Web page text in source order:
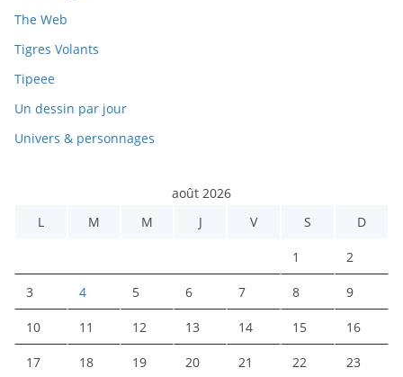
The Web
Tigres Volants
Tipeee
Un dessin par jour
Univers & personnages
août 2026
L
M M J V S D
1 2
3 4 5 6 7 8 9
10 11 12 13 14 15 16
17 18 19 20 21 22 23